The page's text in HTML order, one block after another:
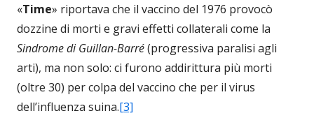
«Time» riportava che il vaccino del 1976 provocò
dozzine di morti e gravi effetti collaterali come la
Sindrome di Guillan-Barré(progressiva paralisi agli
arti), ma non solo: ci furono addirittura più morti
(oltre 30) per colpa del vaccino che per il virus
dell’influenza suina.[3]